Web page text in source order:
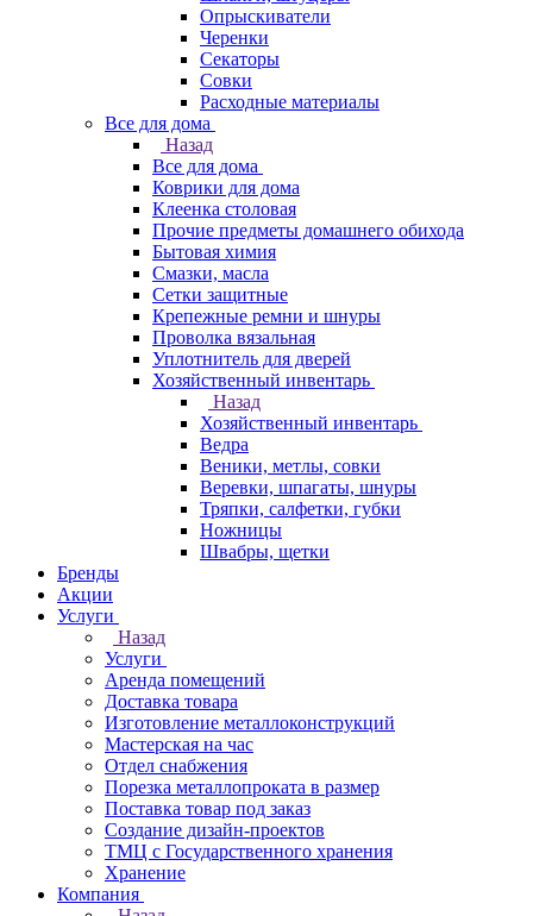
Опрыскиватели
Черенки
Секаторы
Совки
Расходные материалы
Все для дома
Назад
Все для дома
Коврики для дома
Клеенка столовая
Прочие предметы домашнего обихода
Бытовая химия
Смазки, масла
Сетки защитные
Крепежные ремни и шнуры
Проволка вязальная
Уплотнитель для дверей
Хозяйственный инвентарь
Назад
Хозяйственный инвентарь
Ведра
Веники, метлы, совки
Веревки, шпагаты, шнуры
Тряпки, салфетки, губки
Ножницы
Швабры, щетки
Бренды
Акции
Услуги
Назад
Услуги
Аренда помещений
Доставка товара
Изготовление металлоконструкций
Мастерская на час
Отдел снабжения
Порезка металлопроката в размер
Поставка товар под заказ
Создание дизайн-проектов
ТМЦ с Государственного хранения
Хранение
Компания